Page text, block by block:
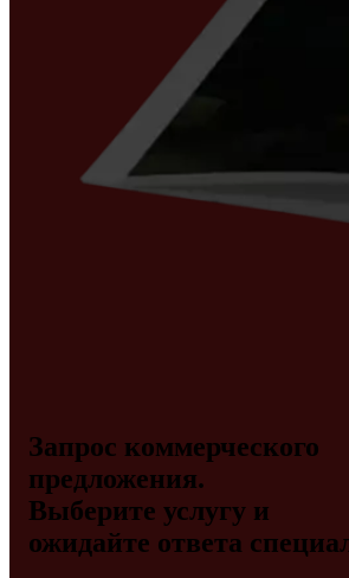
Запрос коммерческого
предложения.
Выберите услугу и
ожидайте ответа